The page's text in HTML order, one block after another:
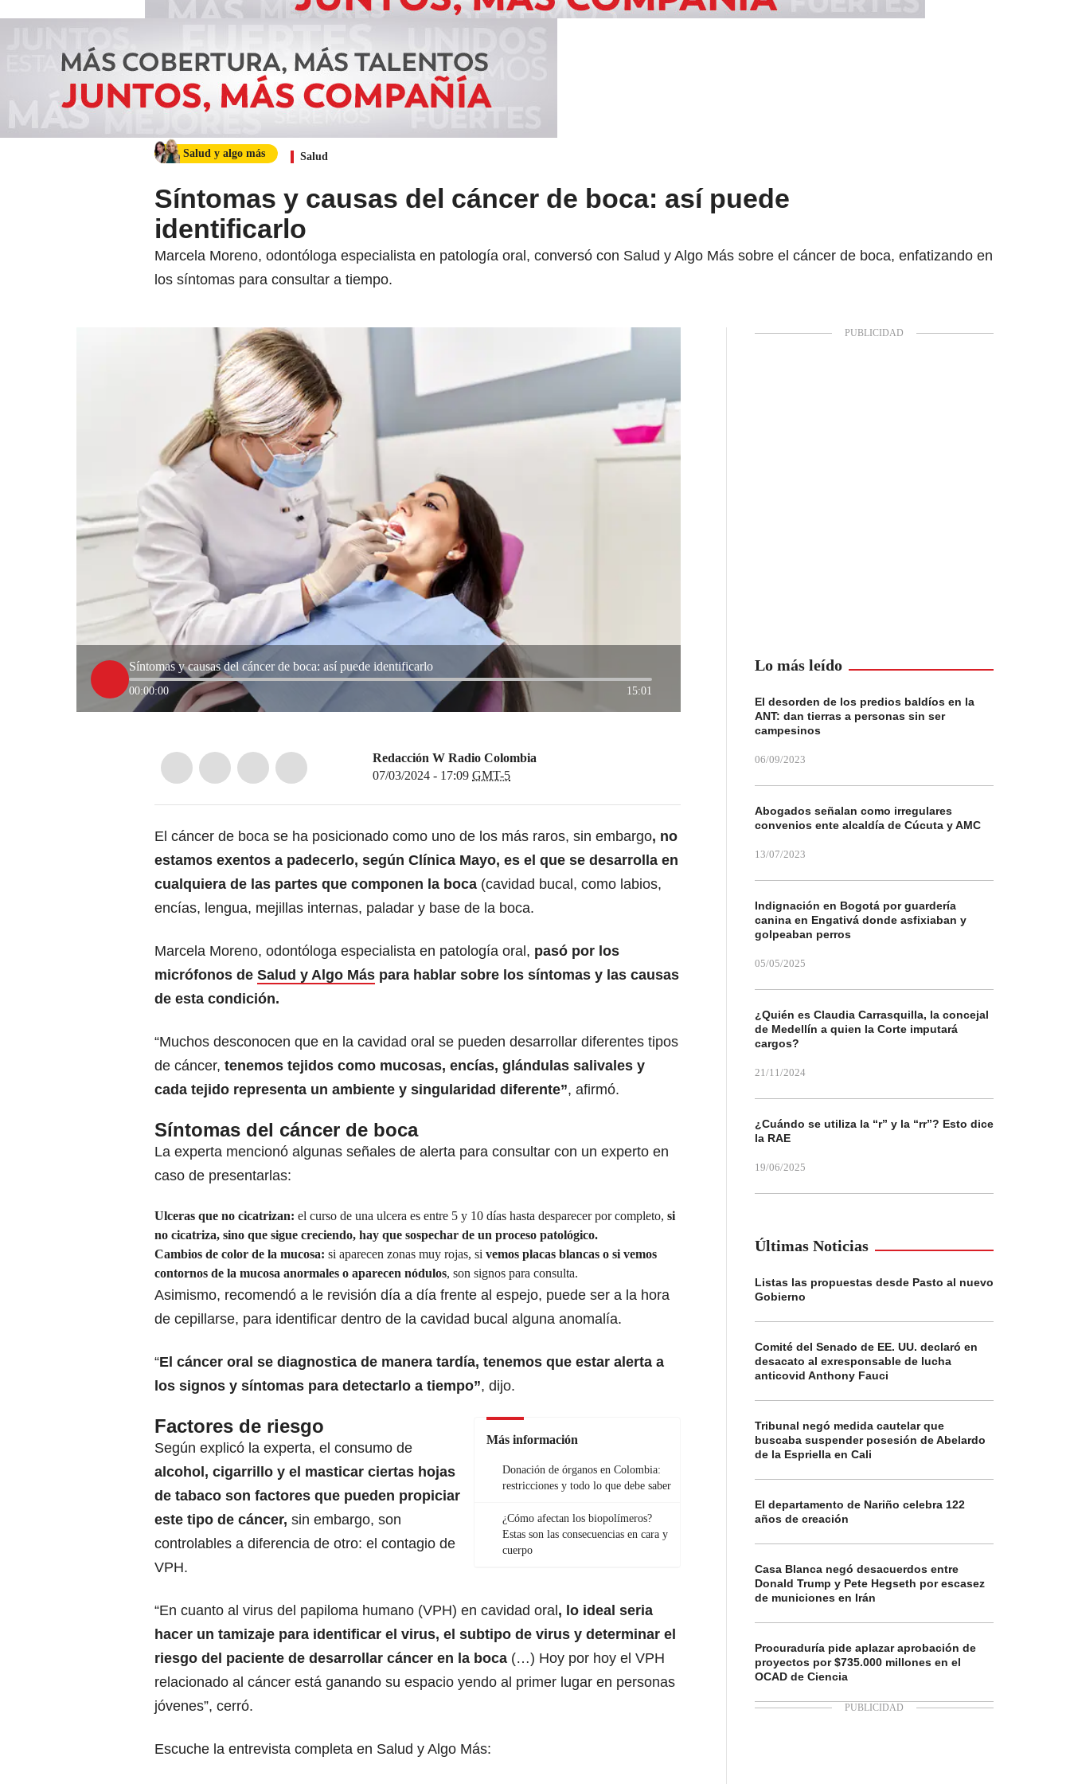
Salud y algo más Salud
Síntomas y causas del cáncer de boca: así puede
identificarlo
Marcela Moreno, odontóloga especialista en patología oral, conversó con Salud y Algo Más sobre el cáncer de boca, enfatizando en
los síntomas para consultar a tiempo.
Síntomas y causas del cáncer de boca: así puede identificarlo
00:00:00 15:01
Redacción W Radio Colombia
07/03/2024 - 17:09 GMT-5
El cáncer de boca se ha posicionado como uno de los más raros, sin embargo, no
estamos exentos a padecerlo, según Clínica Mayo, es el que se desarrolla en
cualquiera de las partes que componen la boca (cavidad bucal, como labios,
encías, lengua, mejillas internas, paladar y base de la boca.
Marcela Moreno, odontóloga especialista en patología oral, pasó por los
micrófonos de Salud y Algo Más para hablar sobre los síntomas y las causas
de esta condición.
“Muchos desconocen que en la cavidad oral se pueden desarrollar diferentes tipos
de cáncer, tenemos tejidos como mucosas, encías, glándulas salivales y
cada tejido representa un ambiente y singularidad diferente”, afirmó.
Síntomas del cáncer de boca
La experta mencionó algunas señales de alerta para consultar con un experto en
caso de presentarlas:
Ulceras que no cicatrizan: el curso de una ulcera es entre 5 y 10 días hasta desparecer por completo, si
no cicatriza, sino que sigue creciendo, hay que sospechar de un proceso patológico.
Cambios de color de la mucosa: si aparecen zonas muy rojas, si vemos placas blancas o si vemos
contornos de la mucosa anormales o aparecen nódulos, son signos para consulta.
Asimismo, recomendó a le revisión día a día frente al espejo, puede ser a la hora
de cepillarse, para identificar dentro de la cavidad bucal alguna anomalía.
“El cáncer oral se diagnostica de manera tardía, tenemos que estar alerta a
los signos y síntomas para detectarlo a tiempo”, dijo.
Más información
Donación de órganos en Colombia:
restricciones y todo lo que debe saber
¿Cómo afectan los biopolímeros?
Estas son las consecuencias en cara y
cuerpo
Factores de riesgo
Según explicó la experta, el consumo de
alcohol, cigarrillo y el masticar ciertas hojas
de tabaco son factores que pueden propiciar
este tipo de cáncer, sin embargo, son
controlables a diferencia de otro: el contagio de
VPH.
“En cuanto al virus del papiloma humano (VPH) en cavidad oral , lo ideal seria
hacer un tamizaje para identificar el virus, el subtipo de virus y determinar el
riesgo del paciente de desarrollar cáncer en la boca (…) Hoy por hoy el VPH
relacionado al cáncer está ganando su espacio yendo al primer lugar en personas
jóvenes”, cerró.
Escuche la entrevista completa en Salud y Algo Más:
Lo más leído
El desorden de los predios baldíos en la
ANT: dan tierras a personas sin ser
campesinos
06/09/2023
Abogados señalan como irregulares
convenios ente alcaldía de Cúcuta y AMC
13/07/2023
Indignación en Bogotá por guardería
canina en Engativá donde asfixiaban y
golpeaban perros
05/05/2025
¿Quién es Claudia Carrasquilla, la concejal
de Medellín a quien la Corte imputará
cargos?
21/11/2024
¿Cuándo se utiliza la “r” y la “rr”? Esto dice
la RAE
19/06/2025
Últimas Noticias
Listas las propuestas desde Pasto al nuevo
Gobierno
Comité del Senado de EE. UU. declaró en
desacato al exresponsable de lucha
anticovid Anthony Fauci
Tribunal negó medida cautelar que
buscaba suspender posesión de Abelardo
de la Espriella en Cali
El departamento de Nariño celebra 122
años de creación
Casa Blanca negó desacuerdos entre
Donald Trump y Pete Hegseth por escasez
de municiones en Irán
Procuraduría pide aplazar aprobación de
proyectos por $735.000 millones en el
OCAD de Ciencia